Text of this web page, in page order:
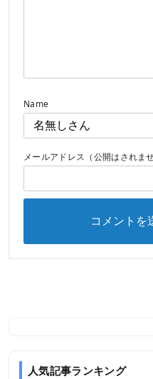
Name
メールアドレス（公開はされませ
人気記事ランキング